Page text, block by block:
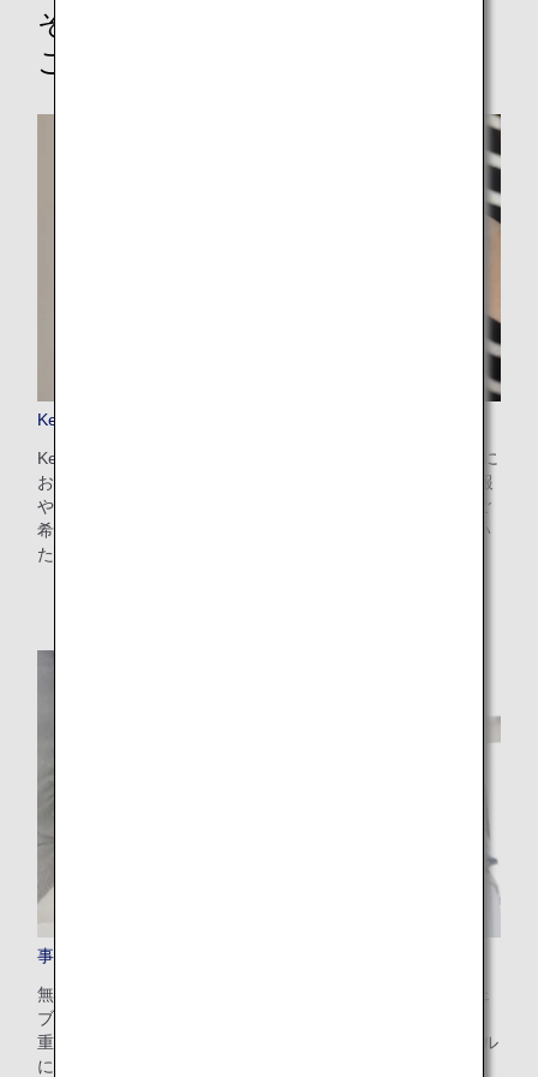
その他のオプショナルサービスの
ご案内
Keep My Fare
Keep My Fareは、お客様が航空券のご購入を決定するまでに
お時間がかかる場合（発券の72時間前まで）に、ご予約情報
や運賃情報を確保することのできる便利なサービスです。ご
希望のフライトと運賃を選択後、決済画面からお申し込みい
ただけます。
事前追加手荷物
無料手荷物許容量を超えるお手荷物の追加料金を、ANAウェ
ブサイトで事前にお支払いいただける便利なサービスです。
重量制限やご旅行先によって異なりますが、100～200米ドル
にてご利用いただけます。